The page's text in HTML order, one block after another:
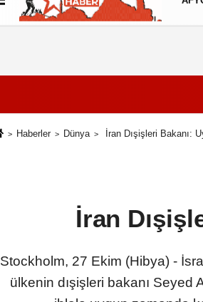
Künye İletişim Çerez Politikası
Haberler Dünya İran Dışişleri Bakanı:
İran
Stockholm, 27 Ekim (Hibya) -
ülkenin dışişleri bakanı